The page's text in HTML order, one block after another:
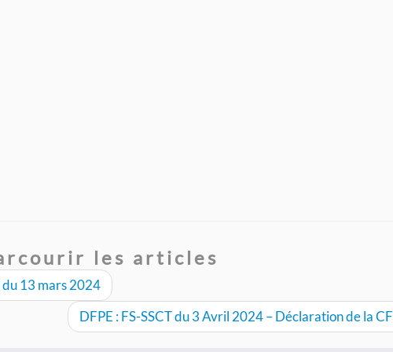
les articles
13 mars 2024
DFPE : FS-SSCT du 3 Avril 2024 – Déclaration de la